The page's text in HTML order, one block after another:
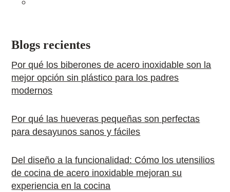
Blogs recientes
Por qué los biberones de acero inoxidable son la
mejor opción sin plástico para los padres
modernos
Por qué las hueveras pequeñas son perfectas
para desayunos sanos y fáciles
Del diseño a la funcionalidad: Cómo los utensilios
de cocina de acero inoxidable mejoran su
experiencia en la cocina